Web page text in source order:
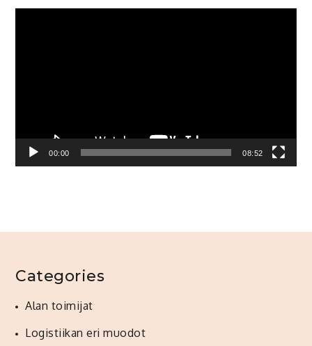
00:00 08:52
Categories
Alan toimijat
Logistiikan eri muodot